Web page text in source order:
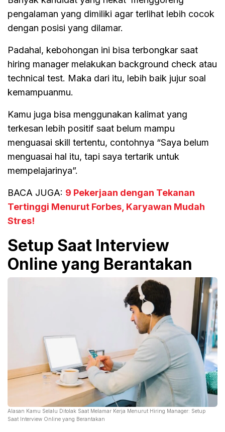
pengalaman yang dimiliki agar terlihat lebih cocok
dengan posisi yang dilamar.
Padahal, kebohongan ini bisa terbongkar saat
hiring manager melakukan background check atau
technical test. Maka dari itu, lebih baik jujur soal
kemampuanmu.
Kamu juga bisa menggunakan kalimat yang
terkesan lebih positif saat belum mampu
menguasai skill tertentu, contohnya “Saya belum
menguasai hal itu, tapi saya tertarik untuk
mempelajarinya”.
BACA JUGA: 9 Pekerjaan dengan Tekanan
Tertinggi Menurut Forbes, Karyawan Mudah
Stres!
Setup Saat Interview
Online yang Berantakan
Alasan Kamu Selalu Ditolak Saat Melamar Kerja Menurut Hiring Manager: Setup
Saat Interview Online yang Berantakan